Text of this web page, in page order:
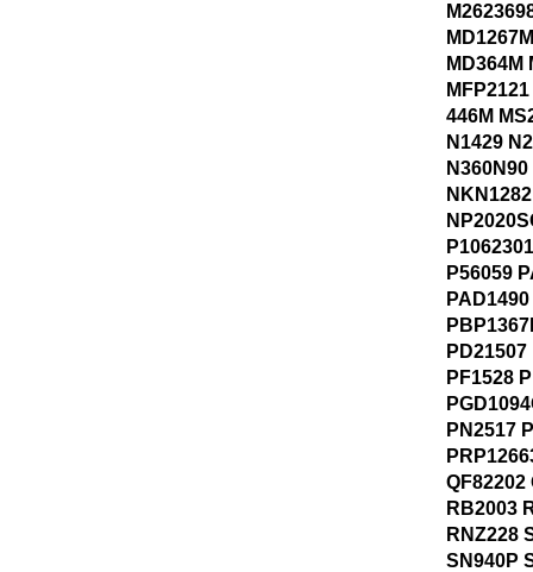
MD364M
446M
N1429
P56059
PF1528
PN2517
QF82202
RB2003
RNZ228
SN940P